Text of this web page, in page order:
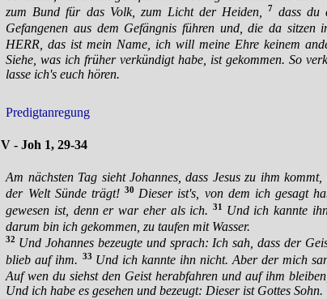
zum Bund für das Volk, zum Licht der Heiden,
7 dass du
Gefangenen aus dem Gefängnis führen und, die da
HERR, das ist mein Name, ich will meine Ehre keinem
Siehe, was ich früher verkündigt habe, ist gekommen. So
lasse ich's euch hören.
Predigtanregung
V - Joh 1, 29-34
Am nächsten Tag sieht Johannes, dass Jesus zu ihm
der Welt Sünde trägt! 30 Dieser ist's, von dem ich gesagt
gewesen ist, denn er war eher als ich. 31
Und ich kannte
darum bin ich gekommen, zu taufen mit Wasser.
32 Und Johannes bezeugte und sprach: Ich sah, dass der
blieb auf ihm. 33 Und ich kannte ihn nicht. Aber der mich
Auf wen du siehst den Geist herabfahren und auf ihm
Und ich habe es gesehen und bezeugt: Dieser ist Gottes Sohn.